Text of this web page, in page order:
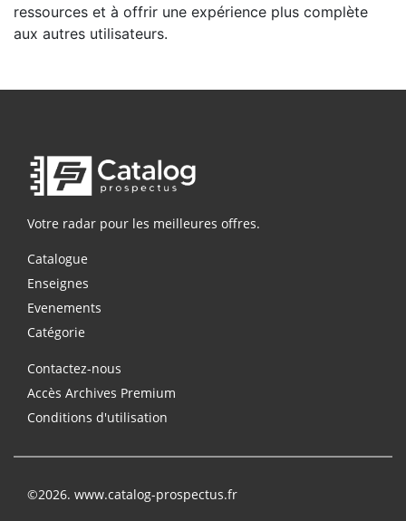
ressources et à offrir une expérience plus complète
aux autres utilisateurs.
Votre radar pour les meilleures offres.
Catalogue
Enseignes
Evenements
Catégorie
Contactez-nous
Accès Archives Premium
Conditions d'utilisation
©2026. www.catalog-prospectus.fr